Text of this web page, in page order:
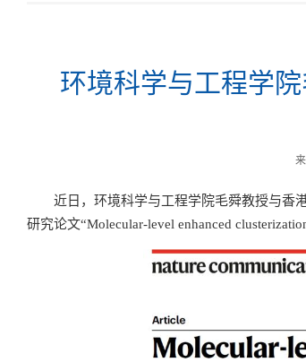
环境科学与工程学
近日，环境科学与工程学院毛舜教授与香
研究论文“Molecular-level enhanced